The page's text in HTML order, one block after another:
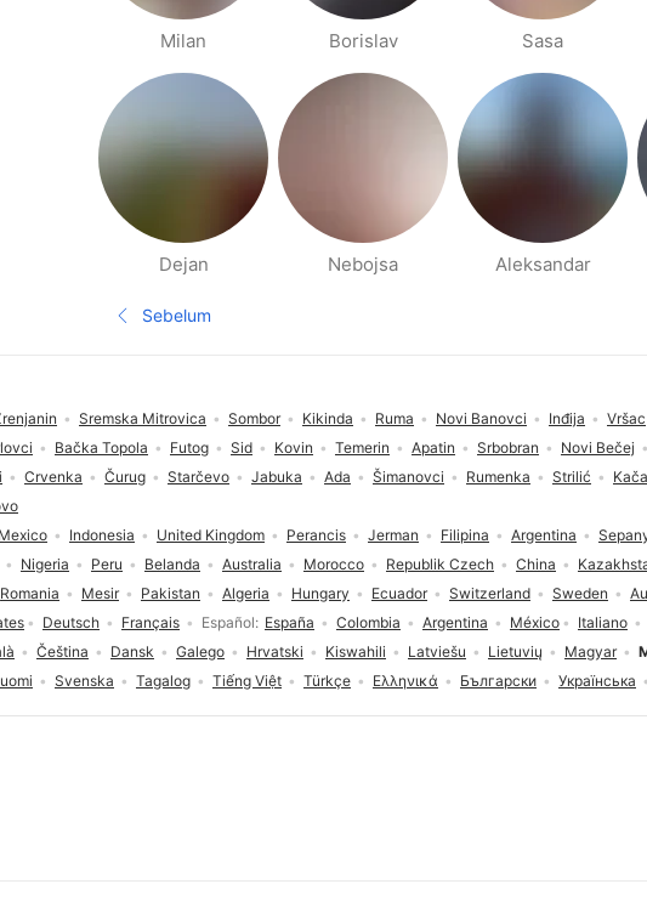
Milan Borislav Sasa
Dejan Nebojsa Aleksandar
Halaman sebelumnya
Sebelum
Deutsch Français Español España Colombia Argentina México Italiano
Čeština Dansk Galego Hrvatski Kiswahili Latviešu Lietuvių Magyar
Svenska Tagalog Tiếng Việt Türkçe Ελληνικά Български Українська
Mexico Indonesia United Kingdom Perancis Jerman Filipina Argentina
Nigeria Peru Belanda Australia Morocco Republik Czech China
Romania Mesir Pakistan Algeria Hungary Ecuador Switzerland Sweden
Sremska Mitrovica Sombor Kikinda Ruma Novi Banovci Inđija Vršac
Bačka Topola Futog Sid Kovin Temerin Apatin Srbobran Novi Bečej
Crvenka Čurug Starčevo Jabuka Ada Šimanovci Rumenka Strilić